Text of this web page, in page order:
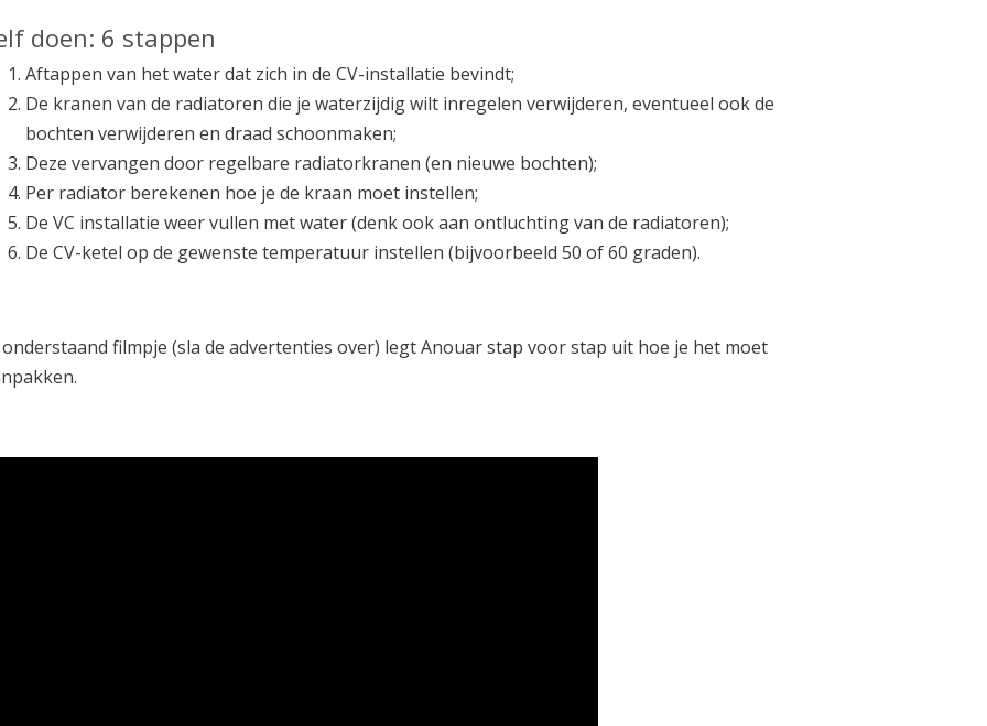
doen: 6 stappen
Aftappen van het water dat zich in de CV-installatie bevindt;
De kranen van de radiatoren die je waterzijdig wilt inregelen verwijderen, eventueel ook de
bochten verwijderen en draad schoonmaken;
Deze vervangen door regelbare radiatorkranen (en nieuwe bochten);
Per radiator berekenen hoe je de kraan moet instellen;
De VC installatie weer vullen met water (denk ook aan ontluchting van de radiatoren);
De CV-ketel op de gewenste temperatuur instellen (bijvoorbeeld 50 of 60 graden).
filmpje (sla de advertenties over) legt Anouar stap voor stap uit hoe je het moet